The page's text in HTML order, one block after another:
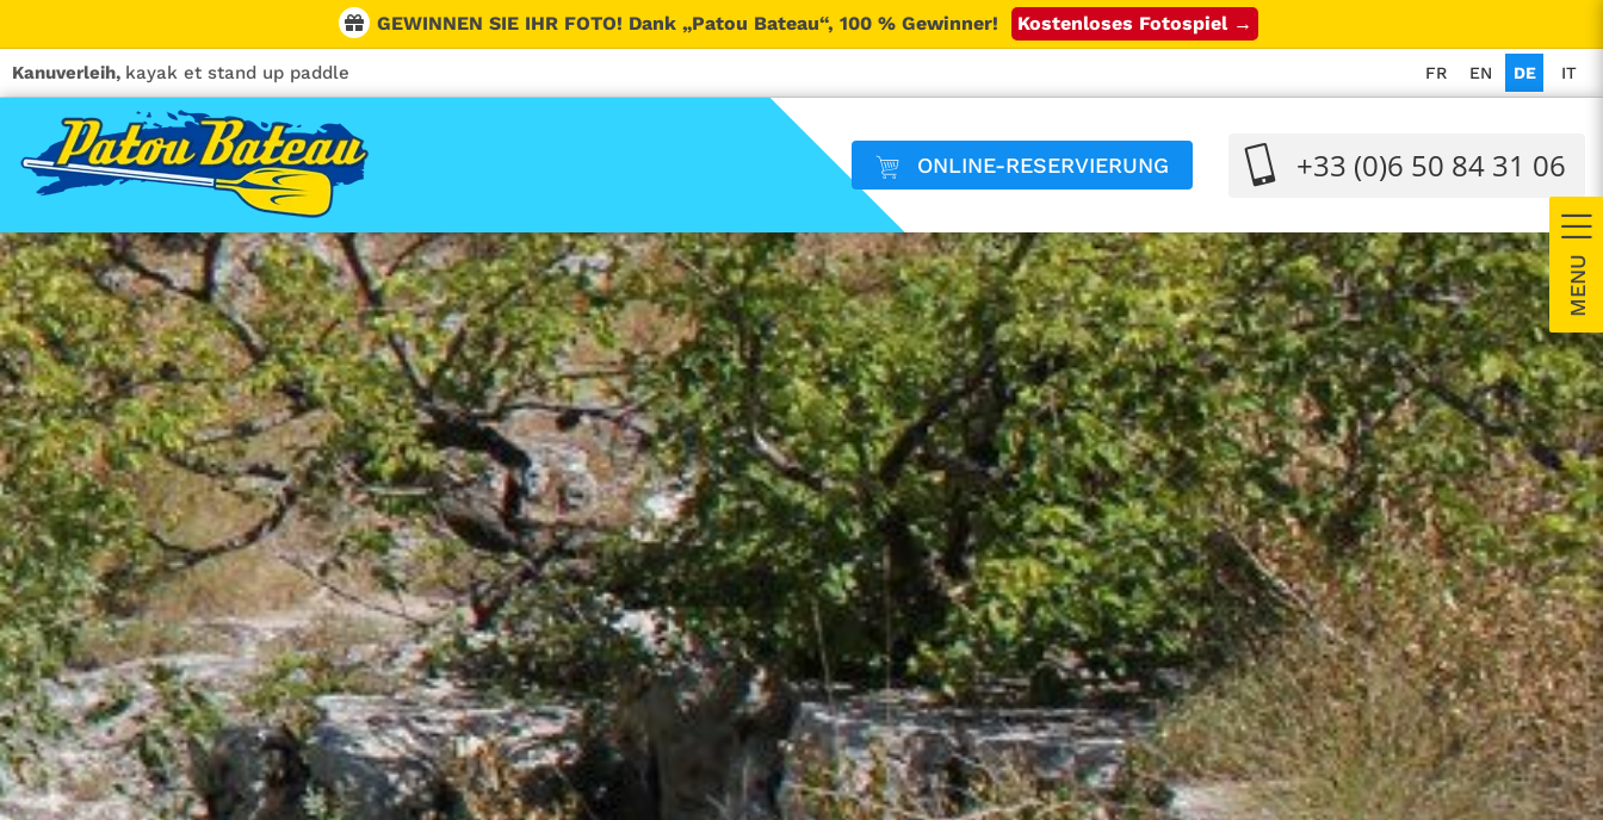
content
GEWINNEN SIE IHR FOTO! Dank „Patou Bateau“, 100 % Gewinner! Kostenloses Fotospiel →
Kanuverleih, kayak et stand up paddle FR EN DE IT
ONLINE-RESERVIERUNG +33 (0)6 50 84 31 06